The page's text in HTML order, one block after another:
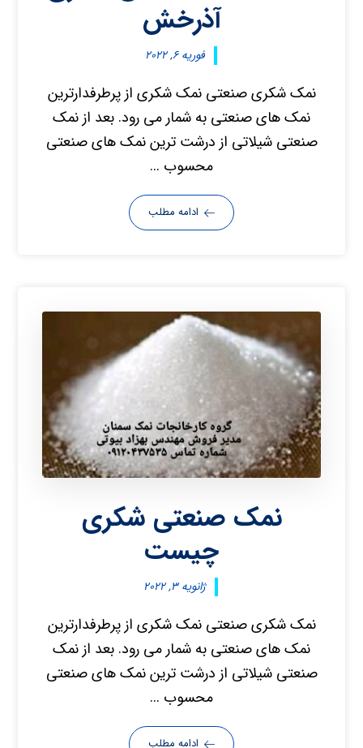
آذرخش
فوریه ۶, ۲۰۲۲
نمک شکری صنعتی نمک شکری از پرطرفدارترین
نمک های صنعتی به شمار می رود. بعد از نمک
صنعتی شیلاتی از درشت ترین نمک های صنعتی
محسوب ...
ادامه مطلب
نمک صنعتی شکری
چیست
ژانویه ۳, ۲۰۲۲
نمک شکری صنعتی نمک شکری از پرطرفدارترین
نمک های صنعتی به شمار می رود. بعد از نمک
صنعتی شیلاتی از درشت ترین نمک های صنعتی
محسوب ...
ادامه مطلب